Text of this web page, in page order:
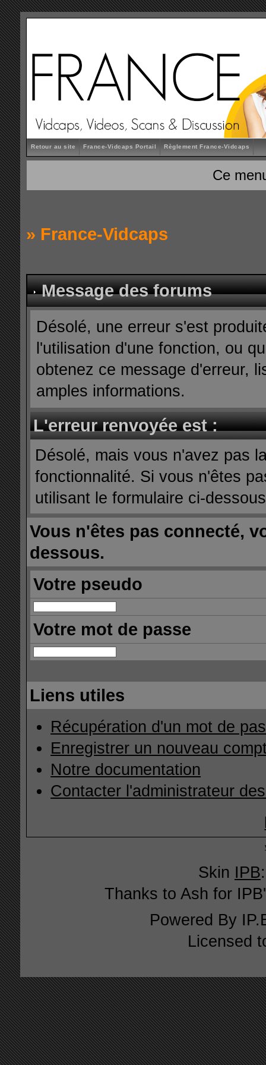
Retour au site France-Vidcaps Portail Règlement France-Vidcaps
Ce
» France-Vidcaps
Message des forums
Désolé, une erreur s'est
l'utilisation d'une fonction, ou
obtenez ce message d'erreur,
amples informations.
L'erreur renvoyée est :
Désolé, mais vous n'avez pas
fonctionnalité. Si vous n'êtes
utilisant le formulaire ci-
Vous n'êtes pas connecté,
dessous.
Votre pseudo
Votre mot de passe
Liens utiles
Récupération d'un mot de
Enregistrer un nouveau
Notre documentation
Contacter l'administrateur
Skin IPB
Thanks to Ash for
Powered By
Licensed